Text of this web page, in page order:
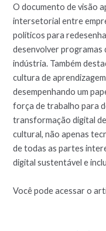
O documento de visão
intersetorial entre
políticos para
desenvolver programas
indústria. Também
cultura de
desempenhando um
força de trabalho para
transformação digital
cultural, não apenas
de todas as partes
digital sustentável e
Você pode acessar o